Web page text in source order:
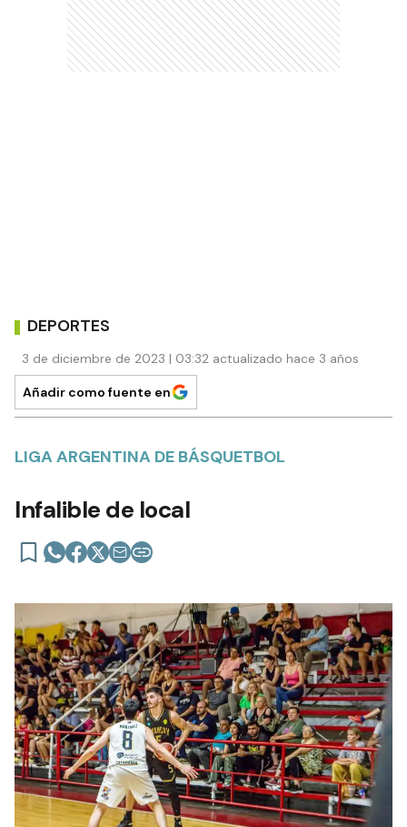
DEPORTES
3 de diciembre de 2023 | 03:32 actualizado hace 3 años
Añadir como fuente en
LIGA ARGENTINA DE BÁSQUETBOL
Infalible de local